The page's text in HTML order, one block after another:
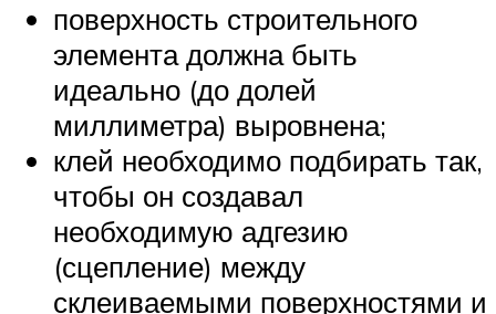
поверхность строительного
элемента должна быть
идеально (до долей
миллиметра) выровнена;
клей необходимо подбирать так,
чтобы он создавал
необходимую адгезию
(сцепление) между
склеиваемыми поверхностями и